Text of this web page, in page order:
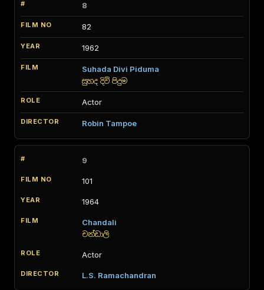
8
82
1962
Suhada Divi Piduma
සුහද දිවි පිදුම
Actor
Robin Tampoe
9
101
1964
Chandali
චන්ඩාලි
Actor
L.S. Ramachandran